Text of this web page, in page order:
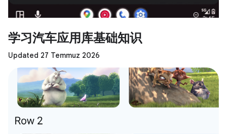
学习汽车应用库基础知识
Updated 27 Temmuz 2026